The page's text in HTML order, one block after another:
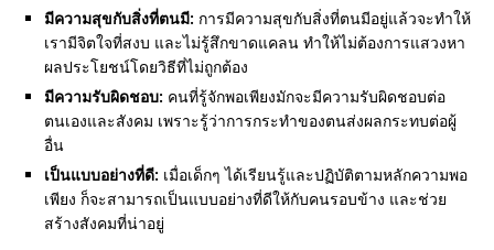
มีความสุขกับสิ่งที่ตนมี: การมีความสุขกับสิ่งที่ตนมีอยู่แล้วจะทำให้
เรามีจิตใจที่สงบ และไม่รู้สึกขาดแคลน ทำให้ไม่ต้องการแสวงหา
ผลประโยชน์โดยวิธีที่ไม่ถูกต้อง
มีความรับผิดชอบ: คนที่รู้จักพอเพียงมักจะมีความรับผิดชอบต่อ
ตนเองและสังคม เพราะรู้ว่าการกระทำของตนส่งผลกระทบต่อผู้
อื่น
เป็นแบบอย่างที่ดี: เมื่อเด็กๆ ได้เรียนรู้และปฏิบัติตามหลักความพอ
เพียง ก็จะสามารถเป็นแบบอย่างที่ดีให้กับคนรอบข้าง และช่วย
สร้างสังคมที่น่าอยู่